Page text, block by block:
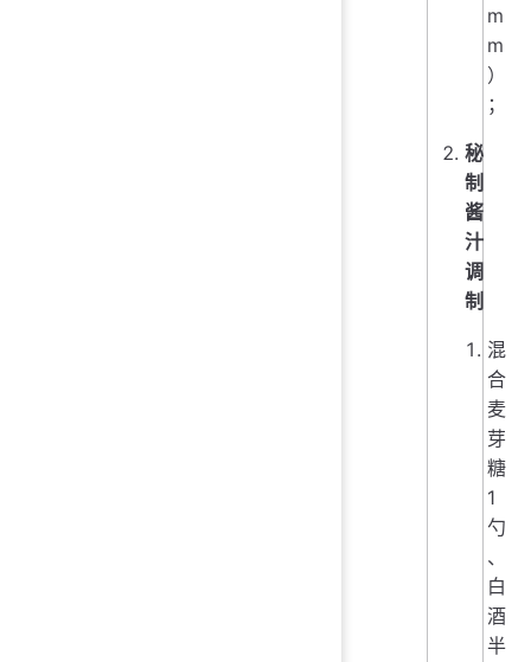
m
m
）
；
秘
制
酱
汁
调
制
混
合
麦
芽
糖
1
勺
、
白
酒
半